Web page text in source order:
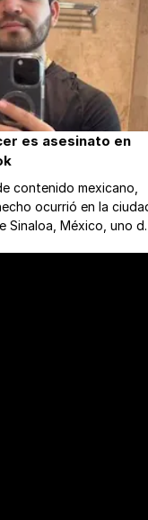
es asesinato en
contenido mexicano,
ocurrió en la
Sinaloa, México, uno